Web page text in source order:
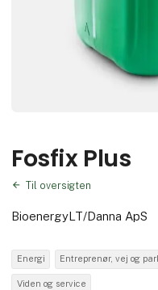
Fosfix Plus
Til oversigten
BioenergyLT/Danna ApS
Energi Entreprenør, vej og
Viden og service